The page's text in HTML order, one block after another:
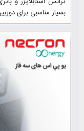
بسیار مناسبی برای